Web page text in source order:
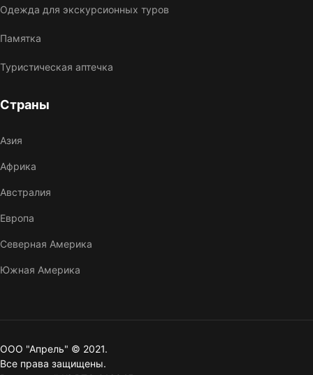
Одежда для экскурсионных туров
Памятка
Туристическая аптечка
Страны
Азия
Африка
Австралия
Европа
Северная Америка
Южная Америка
ООО "Апрель" © 2021.
Все права защищены.